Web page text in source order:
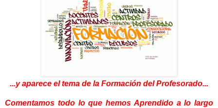
...y aparece el tema de la Formación del Profesorado...
Comentamos todo lo que hemos Aprendido a lo largo